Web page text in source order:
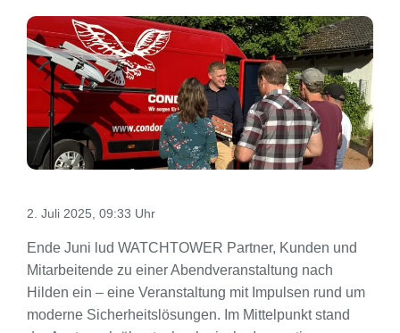
2. Juli 2025, 09:33 Uhr
Ende Juni lud WATCHTOWER Partner, Kunden und
Mitarbeitende zu einer Abendveranstaltung nach
Hilden ein – eine Veranstaltung mit Impulsen rund um
moderne Sicherheitslösungen. Im Mittelpunkt stand